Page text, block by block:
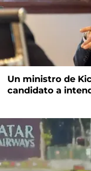
Un ministro de
candidato a